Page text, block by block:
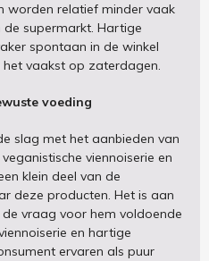
worden relatief minder vaak
supermarkt. Hartige
spontaan in de winkel
vaakst op zaterdagen.
voeding
slag met het aanbieden van
viennoiserie en
klein deel van de
deze producten. Het is aan
vraag voor hem voldoende
en hartige
ervaren als puur